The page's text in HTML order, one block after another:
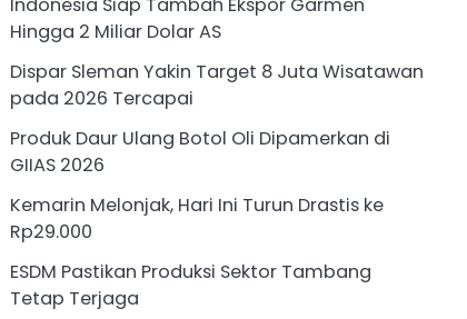
Indonesia Siap Tambah Ekspor Garmen
Hingga 2 Miliar Dolar AS
Dispar Sleman Yakin Target 8 Juta Wisatawan
pada 2026 Tercapai
Produk Daur Ulang Botol Oli Dipamerkan di
GIIAS 2026
Kemarin Melonjak, Hari Ini Turun Drastis ke
Rp29.000
ESDM Pastikan Produksi Sektor Tambang
Tetap Terjaga